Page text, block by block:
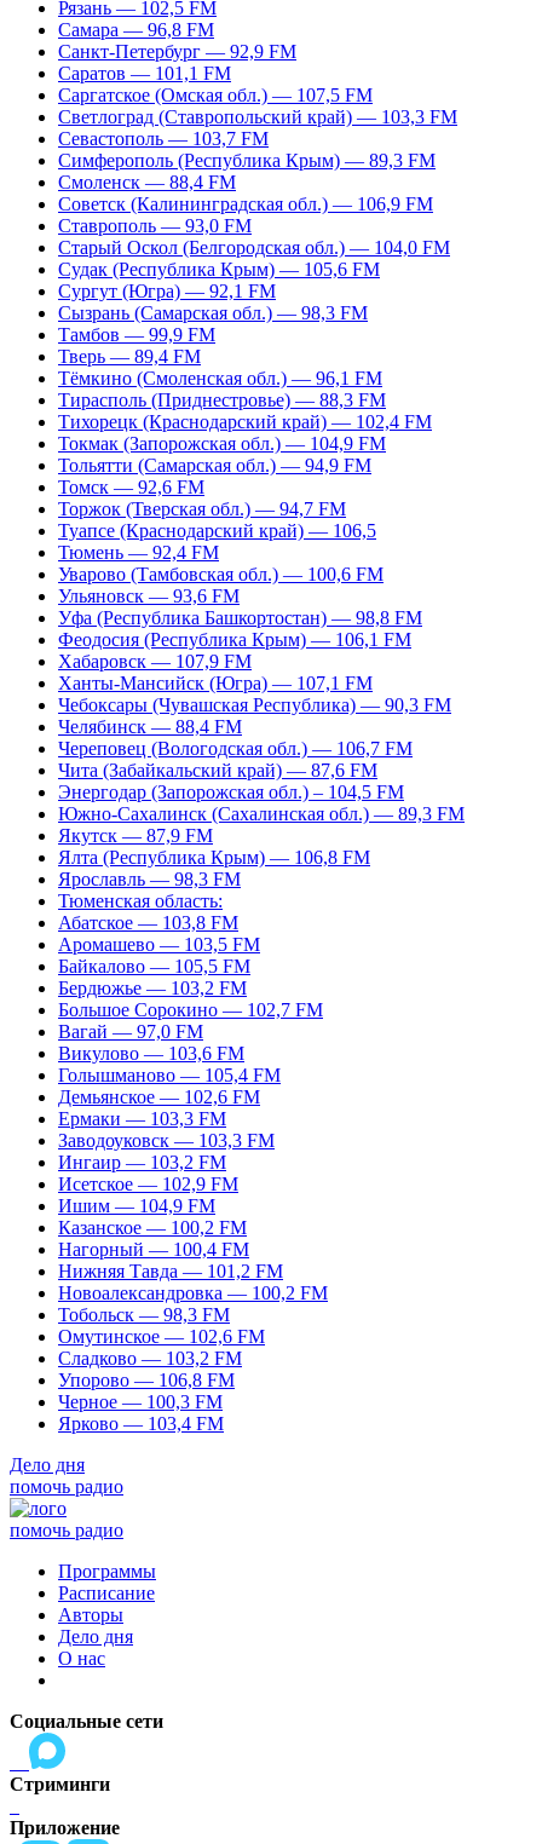
Рязань — 102,5 FM
Самара — 96,8 FM
Санкт-Петербург — 92,9 FM
Саратов — 101,1 FM
Саргатское (Омская обл.) — 107,5 FM
Светлоград (Ставропольский край) — 103,3 FM
Севастополь — 103,7 FM
Симферополь (Республика Крым) — 89,3 FM
Смоленск — 88,4 FM
Советск (Калининградская обл.) — 106,9 FM
Ставрополь — 93,0 FM
Старый Оскол (Белгородская обл.) — 104,0 FM
Судак (Республика Крым) — 105,6 FM
Сургут (Югра) — 92,1 FM
Сызрань (Самарская обл.) — 98,3 FM
Тамбов — 99,9 FM
Тверь — 89,4 FM
Тёмкино (Смоленская обл.) — 96,1 FM
Тирасполь (Приднестровье) — 88,3 FM
Тихорецк (Краснодарский край) — 102,4 FM
Токмак (Запорожская обл.) — 104,9 FM
Тольятти (Самарская обл.) — 94,9 FM
Томск — 92,6 FM
Торжок (Тверская обл.) — 94,7 FM
Туапсе (Краснодарский край) — 106,5
Тюмень — 92,4 FM
Уварово (Тамбовская обл.) — 100,6 FM
Ульяновск — 93,6 FM
Уфа (Республика Башкортостан) — 98,8 FM
Феодосия (Республика Крым) — 106,1 FM
Хабаровск — 107,9 FM
Ханты-Мансийск (Югра) — 107,1 FM
Чебоксары (Чувашская Республика) — 90,3 FM
Челябинск — 88,4 FM
Череповец (Вологодская обл.) — 106,7 FM
Чита (Забайкальский край) — 87,6 FM
Энергодар (Запорожская обл.) – 104,5 FM
Южно-Сахалинск (Сахалинская обл.) — 89,3 FM
Якутск — 87,9 FM
Ялта (Республика Крым) — 106,8 FM
Ярославль — 98,3 FM
Тюменская область:
Абатское — 103,8 FM
Аромашево — 103,5 FM
Байкалово — 105,5 FM
Бердюжье — 103,2 FM
Большое Сорокино — 102,7 FM
Вагай — 97,0 FM
Викулово — 103,6 FM
Голышманово — 105,4 FM
Демьянское — 102,6 FM
Ермаки — 103,3 FM
Заводоуковск — 103,3 FM
Ингаир — 103,2 FM
Исетское — 102,9 FM
Ишим — 104,9 FM
Казанское — 100,2 FM
Нагорный — 100,4 FM
Нижняя Тавда — 101,2 FM
Новоалександровка — 100,2 FM
Тобольск — 98,3 FM
Омутинское — 102,6 FM
Сладково — 103,2 FM
Упорово — 106,8 FM
Черное — 100,3 FM
Ярково — 103,4 FM
Дело дня
помочь радио
помочь радио
Программы
Расписание
Авторы
Дело дня
О нас
Социальные сети
Стриминги
Приложение